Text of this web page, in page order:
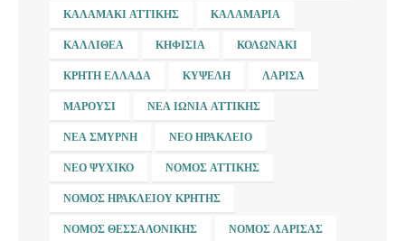
ΚΑΛΑΜΆΚΙ ΑΤΤΙΚΉΣ ΚΑΛΑΜΑΡΙΆ
ΚΑΛΛΙΘΈΑ ΚΗΦΙΣΙΆ ΚΟΛΩΝΆΚΙ
ΚΡΉΤΗ ΕΛΛΆΔΑ ΚΥΨΈΛΗ ΛΆΡΙΣΑ
ΜΑΡΟΎΣΙ ΝΈΑ ΙΩΝΊΑ ΑΤΤΙΚΉΣ
ΝΈΑ ΣΜΎΡΝΗ ΝΈΟ ΗΡΆΚΛΕΙΟ
ΝΈΟ ΨΥΧΙΚΌ ΝΟΜΌΣ ΑΤΤΙΚΉΣ
ΝΟΜΌΣ ΗΡΑΚΛΕΊΟΥ ΚΡΉΤΗΣ
ΝΟΜΌΣ ΘΕΣΣΑΛΟΝΊΚΗΣ ΝΟΜΌΣ ΛΆΡΙΣΑΣ